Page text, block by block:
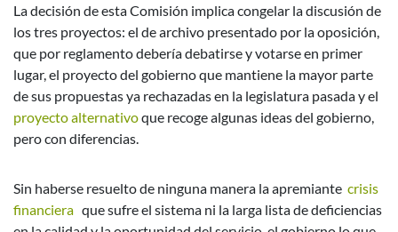
La decisión de esta Comisión implica congelar la discusión de
los tres proyectos: el de archivo presentado por la oposición,
que por reglamento debería debatirse y votarse en primer
lugar, el proyecto del gobierno que mantiene la mayor parte
de sus propuestas ya rechazadas en la legislatura pasada y el
proyecto alternativoque recoge algunas ideas del gobierno,
pero con diferencias.
Sin haberse resuelto de ninguna manera la apremiante crisis
financiera que sufre el sistema ni la larga lista de deficiencias